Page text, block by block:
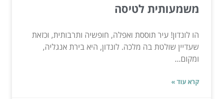
משמעותית לטיסה
הו לונדון! עיר תוססת ואפלה, חופשיה ותרבותית, וכזאת
שעדיין שולטת בה מלכה. לונדון, היא בירת אנגליה,
ומקום...
קרא עוד »